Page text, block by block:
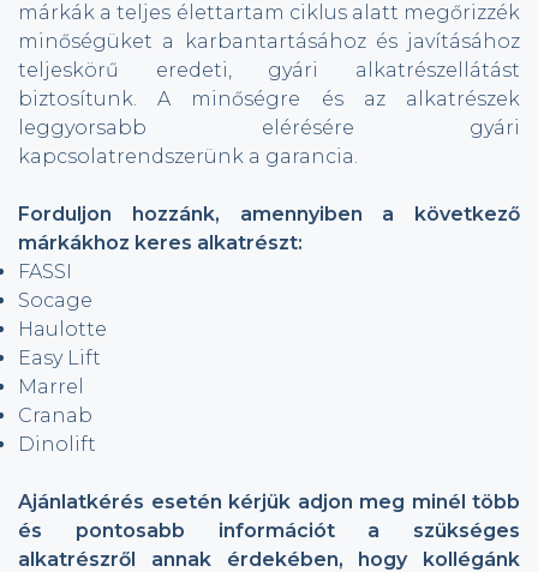
márkák a teljes élettartam ciklus alatt megőrizzék
minőségüket a karbantartásához és javításához
teljeskörű eredeti, gyári alkatrészellátást
biztosítunk. A minőségre és az alkatrészek
leggyorsabb elérésére gyári
kapcsolatrendszerünk a garancia.
Forduljon hozzánk, amennyiben a következő
márkákhoz keres alkatrészt:
FASSI
Socage
Haulotte
Easy Lift
Marrel
Cranab
Dinolift
Ajánlatkérés esetén kérjük adjon meg minél több
és pontosabb információt a szükséges
alkatrészről annak érdekében, hogy kollégánk